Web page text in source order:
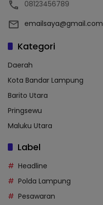
08123456789
emailsaya@gmail.com
Kategori
Daerah
Kota Bandar Lampung
Barito Utara
Pringsewu
Maluku Utara
Label
Headline
Polda Lampung
Pesawaran